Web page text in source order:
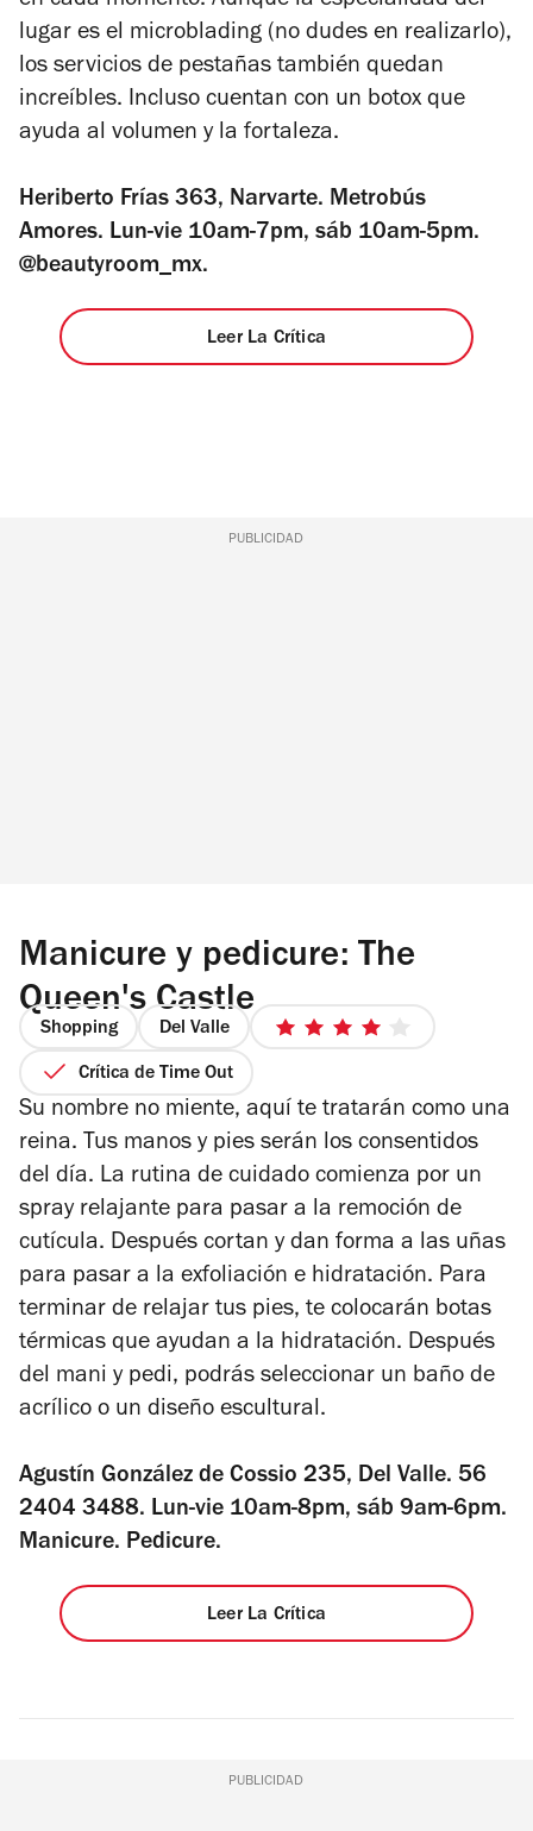
lugar es el microblading (no dudes en realizarlo),
los servicios de pestañas también quedan
increíbles. Incluso cuentan con un botox que
ayuda al volumen y la fortaleza.
Heriberto Frías 363, Narvarte. Metrobús
Amores. Lun-vie 10am-7pm, sáb 10am-5pm.
@beautyroom_mx.
Leer La Crítica
PUBLICIDAD
Manicure y pedicure: The
Queen's Castle
Shopping Del Valle
4
Crítica de Time Out
Su nombre no miente, aquí te tratarán como una
reina. Tus manos y pies serán los consentidos
del día. La rutina de cuidado comienza por un
spray relajante para pasar a la remoción de
cutícula. Después cortan y dan forma a las uñas
para pasar a la exfoliación e hidratación. Para
terminar de relajar tus pies, te colocarán botas
térmicas que ayudan a la hidratación. Después
del mani y pedi, podrás seleccionar un baño de
acrílico o un diseño escultural.
Agustín González de Cossio 235, Del Valle. 56
2404 3488. Lun-vie 10am-8pm, sáb 9am-6pm.
Manicure. Pedicure.
Leer La Crítica
PUBLICIDAD